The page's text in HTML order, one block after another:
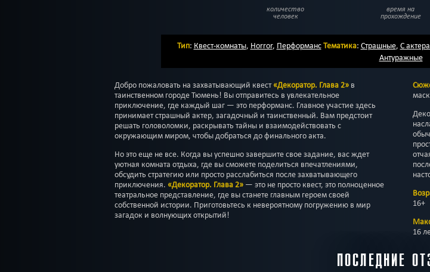
количество
человек
время на
прохождение
Тип: Квест-комнаты, Horror, ПерформансТематика: Страшные, С
Антуражные
Добро пожаловать на захватывающий квест«Декоратор. Глава 2» в
таинственном городе Тюмень! Вы отправитесь в увлекательное
приключение, где каждый шаг — это перформанс. Главное участие здесь
принимает страшный актер, загадочный и таинственный. Вам предстоит
решать головоломки, раскрывать тайны и взаимодействовать с
окружающим миром, чтобы добраться до финального акта.
Но это еще не все. Когда вы успешно завершите свое задание, вас ждет
уютная комната отдыха, где вы сможете поделиться впечатлениями,
обсудить стратегию или просто расслабиться после захватывающего
приключения. «Декоратор. Глава 2» — это не просто квест, это полноценное
театральное представление, где вы станете главным героем своей
собственной истории. Приготовьтесь к невероятному погружению в мир
загадок и волнующих открытий!
16+
16
ПОСЛЕДНИЕ